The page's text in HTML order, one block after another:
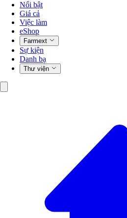
Nổi bật
Giá cả
Việc làm
eShop
Farmext
Sự kiện
Danh bạ
Thư viện